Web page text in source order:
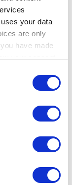
your data
are only
have made
it for
is processed